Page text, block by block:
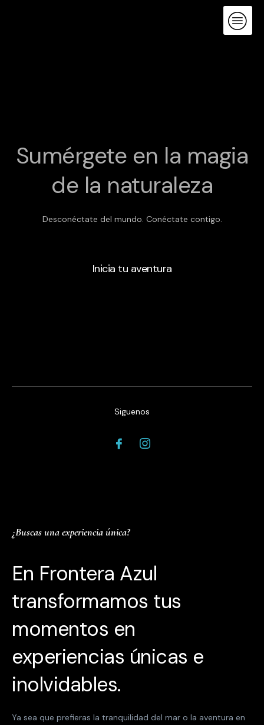
Sumérgete en la magia
de la naturaleza
Desconéctate del mundo. Conéctate contigo.
Inicia tu aventura
Siguenos
¿Buscas una experiencia única?
En Frontera Azul
transformamos tus
momentos en
experiencias únicas e
inolvidables.
Ya sea que prefieras la tranquilidad del mar o la aventura en